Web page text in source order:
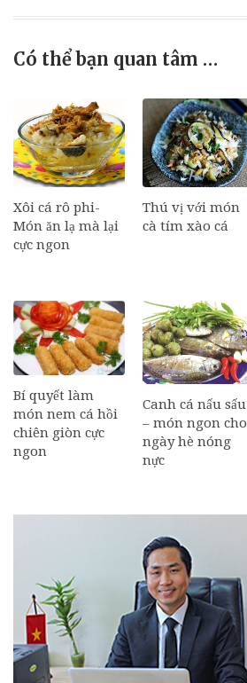
Có thể bạn quan tâm …
Xôi cá rô phi-
Món ăn lạ mà lại
cực ngon
Thú vị với món
cà tím xào cá
Bí quyết làm
món nem cá hồi
chiên giòn cực
ngon
Canh cá nấu sấu
– món ngon cho
ngày hè nóng
nực